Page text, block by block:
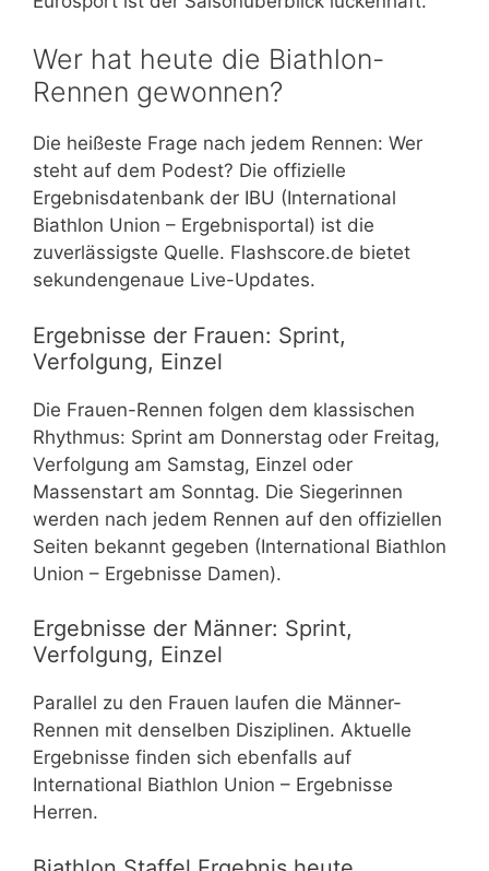
Wer hat heute die Biathlon-
Rennen gewonnen?
Die heißeste Frage nach jedem Rennen: Wer
steht auf dem Podest? Die offizielle
Ergebnisdatenbank der IBU (International
Biathlon Union – Ergebnisportal) ist die
zuverlässigste Quelle. Flashscore.de bietet
sekundengenaue Live-Updates.
Ergebnisse der Frauen: Sprint,
Verfolgung, Einzel
Die Frauen-Rennen folgen dem klassischen
Rhythmus: Sprint am Donnerstag oder Freitag,
Verfolgung am Samstag, Einzel oder
Massenstart am Sonntag. Die Siegerinnen
werden nach jedem Rennen auf den offiziellen
Seiten bekannt gegeben (International Biathlon
Union – Ergebnisse Damen).
Ergebnisse der Männer: Sprint,
Verfolgung, Einzel
Parallel zu den Frauen laufen die Männer-
Rennen mit denselben Disziplinen. Aktuelle
Ergebnisse finden sich ebenfalls auf
International Biathlon Union – Ergebnisse
Herren.